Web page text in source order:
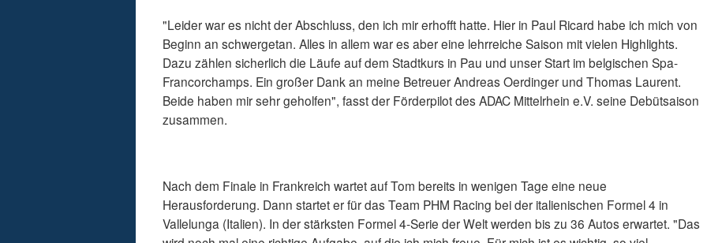
"Leider war es nicht der Abschluss, den ich mir erhofft hatte. Hier in Paul Ricard habe ich mich von
Beginn an schwergetan. Alles in allem war es aber eine lehrreiche Saison mit vielen Highlights.
Dazu zählen sicherlich die Läufe auf dem Stadtkurs in Pau und unser Start im belgischen Spa-
Francorchamps. Ein großer Dank an meine Betreuer Andreas Oerdinger und Thomas Laurent.
Beide haben mir sehr geholfen", fasst der Förderpilot des ADAC Mittelrhein e.V. seine Debütsaison
zusammen.
Nach dem Finale in Frankreich wartet auf Tom bereits in wenigen Tage eine neue
Herausforderung. Dann startet er für das Team PHM Racing bei der italienischen Formel 4 in
Vallelunga (Italien). In der stärksten Formel 4-Serie der Welt werden bis zu 36 Autos erwartet. "Das